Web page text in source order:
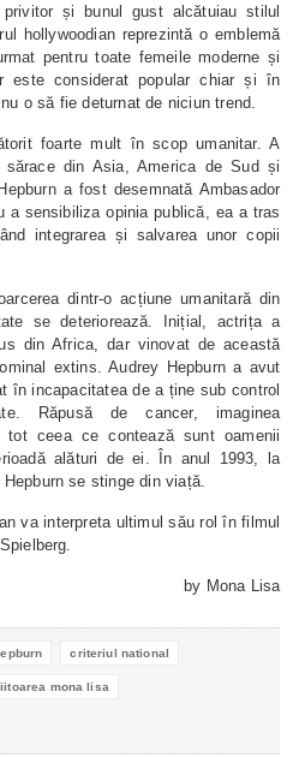
și bunul gust alcătuiau stilul
hollywoodian reprezintă o emblemă
pentru toate femeile moderne și
este considerat popular chiar și în
o să fie deturnat de niciun trend.
foarte mult în scop umanitar. A
din Asia, America de Sud și
a fost desemnată Ambasador
a sensibiliza opinia publică, ea a tras
integrarea și salvarea unor copii
dintr-o acțiune umanitară din
se deteriorează. Inițial, actrița a
din Africa, dar vinovat de această
extins. Audrey Hepburn a avut
în incapacitatea de a ține sub control
Răpusă de cancer, imaginea
tot ceea ce contează sunt oamenii
alături de ei. În anul 1993, la
se stinge din viață.
va interpreta ultimul său rol în filmul
by Mona Lisa
criteriul national
mona lisa